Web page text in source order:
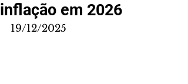
inflação em 2026
19/12/2025